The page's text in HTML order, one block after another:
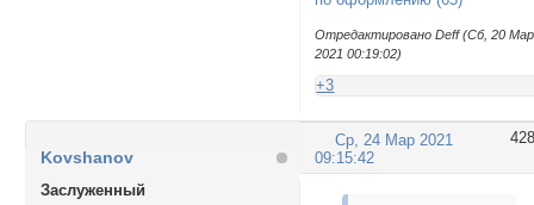
Отредактировано Deff (Сб, 20 Мар
2021 00:19:02)
+3
428
Ср, 24 Мар 2021
09:15:42
Kovshanov
Заслуженный